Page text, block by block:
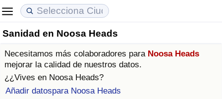
Sanidad en Noosa Heads
Necesitamos más colaboradores para Noosa Heads
mejorar la calidad de nuestros datos.
¿¿Vives en Noosa Heads?
Añadir datospara Noosa Heads
Coste de vida
Índice de Costo de Vida (Actual)
Índice de Costo de Vida
Precios de las propiedades
Índice de Precios de Inmuebles (Actual)
Índice de Precios de Inmuebles
Calidad de Vida
Índice de Calidad de Vida
Índice de Calidad de Vida (Actual)